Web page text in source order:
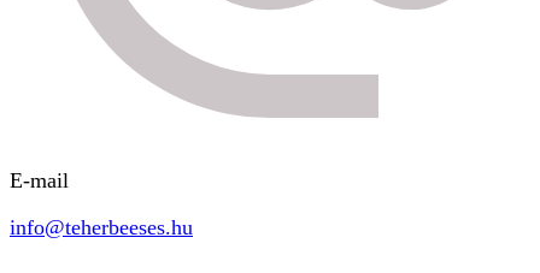
E-mail
info@teherbeeses.hu